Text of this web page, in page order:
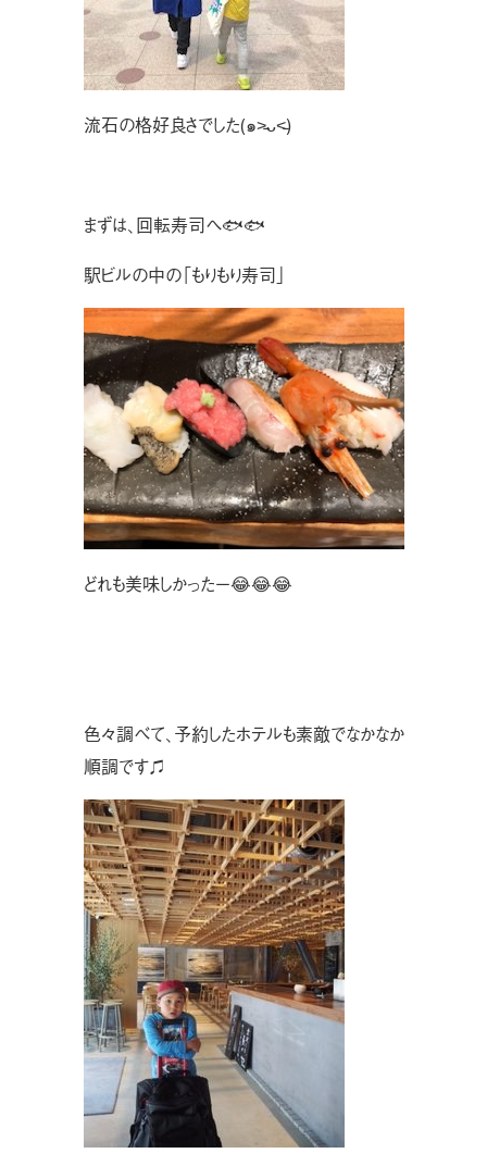
流石の格好良さでした(๑˃̵ᴗ˂̵)
まずは、回転寿司へ🐟🐟
駅ビルの中の「もりもり寿司」
どれも美味しかったー😂😂😂
色々調べて、予約したホテルも素敵でなかなか
順調です♫